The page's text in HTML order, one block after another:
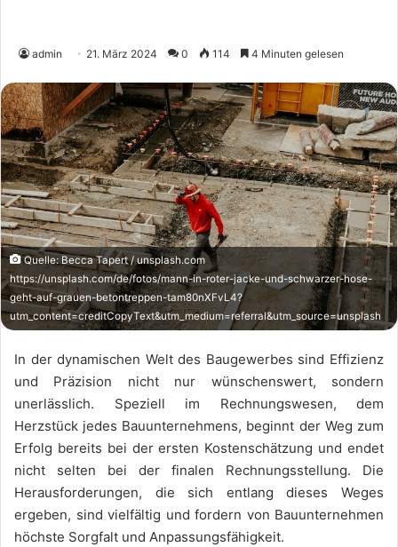
admin 21. März 2024 0 114 4 Minuten gelesen
Quelle: Becca Tapert / unsplash.com
https://unsplash.com/de/fotos/mann-in-roter-jacke-und-schwarzer-hose-
geht-auf-grauen-betontreppen-tam80nXFvL4?
utm_content=creditCopyText&utm_medium=referral&utm_source=unsplash
In der dynamischen Welt des Baugewerbes sind Effizienz
und Präzision nicht nur wünschenswert, sondern
unerlässlich. Speziell im Rechnungswesen, dem
Herzstück jedes Bauunternehmens, beginnt der Weg zum
Erfolg bereits bei der ersten Kostenschätzung und endet
nicht selten bei der finalen Rechnungsstellung. Die
Herausforderungen, die sich entlang dieses Weges
ergeben, sind vielfältig und fordern von Bauunternehmen
höchste Sorgfalt und Anpassungsfähigkeit.